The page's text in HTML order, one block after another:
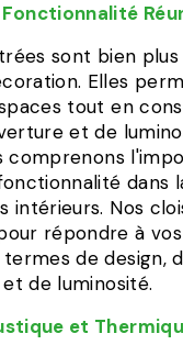
sont bien
Elles
tout en
et de
comprenons
dans
intérieurs. Nos
répondre à
de design,
de luminosité.
et